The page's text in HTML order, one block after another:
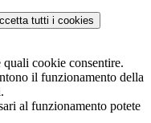
tutti i cookies
quali cookie consentire.
il funzionamento della
al funzionamento potete